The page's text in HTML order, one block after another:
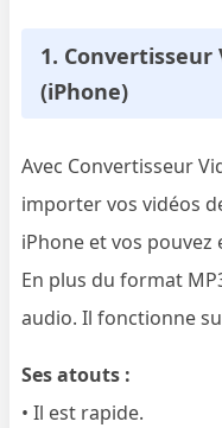
1. Convertisseur
(iPhone)
Avec Convertisseur
importer vos vidéos
iPhone et vos
En plus du format
audio. Il fonctionne
Ses atouts :
• Il est rapide.